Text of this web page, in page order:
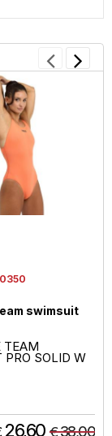
swimsuit
TEAM
PRO SOLID W
26,60 €38,00